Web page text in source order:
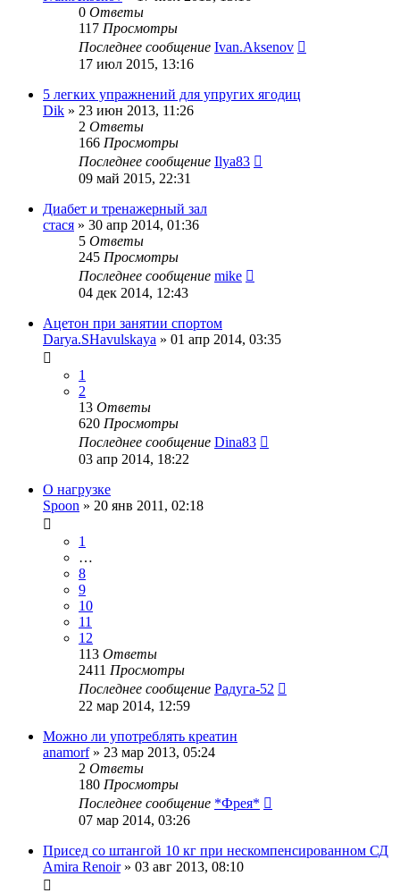
0 Ответы
117 Просмотры
Последнее сообщение Ivan.Aksenov
17 июл 2015, 13:16
5 легких упражнений для упругих ягодиц
Dik » 23 июн 2013, 11:26
2 Ответы
166 Просмотры
Последнее сообщение Ilya83
09 май 2015, 22:31
Диабет и тренажерный зал
стася » 30 апр 2014, 01:36
5 Ответы
245 Просмотры
Последнее сообщение mike
04 дек 2014, 12:43
Ацетон при занятии спортом
Darya.SHavulskaya » 01 апр 2014, 03:35
1
2
13 Ответы
620 Просмотры
Последнее сообщение Dina83
03 апр 2014, 18:22
О нагрузке
Spoon » 20 янв 2011, 02:18
1
…
8
9
10
11
12
113 Ответы
2411 Просмотры
Последнее сообщение Радуга-52
22 мар 2014, 12:59
Можно ли употреблять креатин
anamorf» 23 мар 2013, 05:24
2 Ответы
180 Просмотры
Последнее сообщение *Фрея*
07 мар 2014, 03:26
Присед со штангой 10 кг при нескомпенсированном СД
Amira Renoir» 03 авг 2013, 08:10